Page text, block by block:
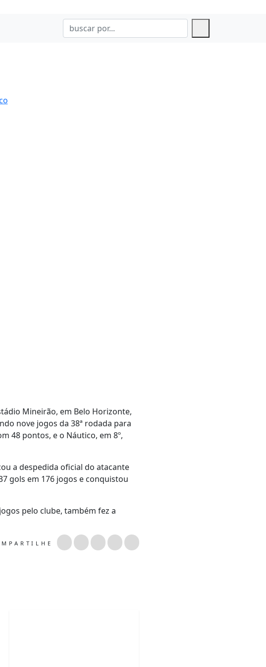
Mineirão, em Belo Horizonte,
nove jogos da 38ª rodada para
48 pontos, e o Náutico, em 8º,
a despedida oficial do atacante
gols em 176 jogos e conquistou
pelo clube, também fez a